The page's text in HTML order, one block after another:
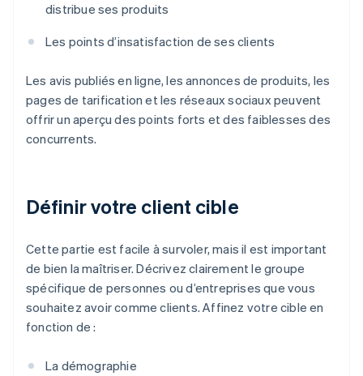
distribue ses produits
Les points d’insatisfaction de ses clients
Les avis publiés en ligne, les annonces de produits, les
pages de tarification et les réseaux sociaux peuvent
offrir un aperçu des points forts et des faiblesses des
concurrents.
Définir votre client cible
Cette partie est facile à survoler, mais il est important
de bien la maîtriser. Décrivez clairement le groupe
spécifique de personnes ou d’entreprises que vous
souhaitez avoir comme clients. Affinez votre cible en
fonction de :
La démographie